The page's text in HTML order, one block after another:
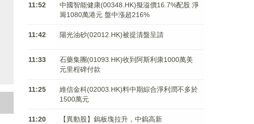
11:52
中國智能健康(00348.HK)擬溢價16.7%配股 淨
籌1080萬港元 ​​​​​​​盤中漲超216%
11:42 陽光油砂(02012.HK)被提清盤呈請
11:33
石藥集團(01093.HK)收到阿斯利康1000萬美
元里程碑付款
11:25
維信金科(02003.HK)料中期綜合淨利潤不多於
1500萬元
11:20
【異動股】鎢板塊拉升，中鎢高新